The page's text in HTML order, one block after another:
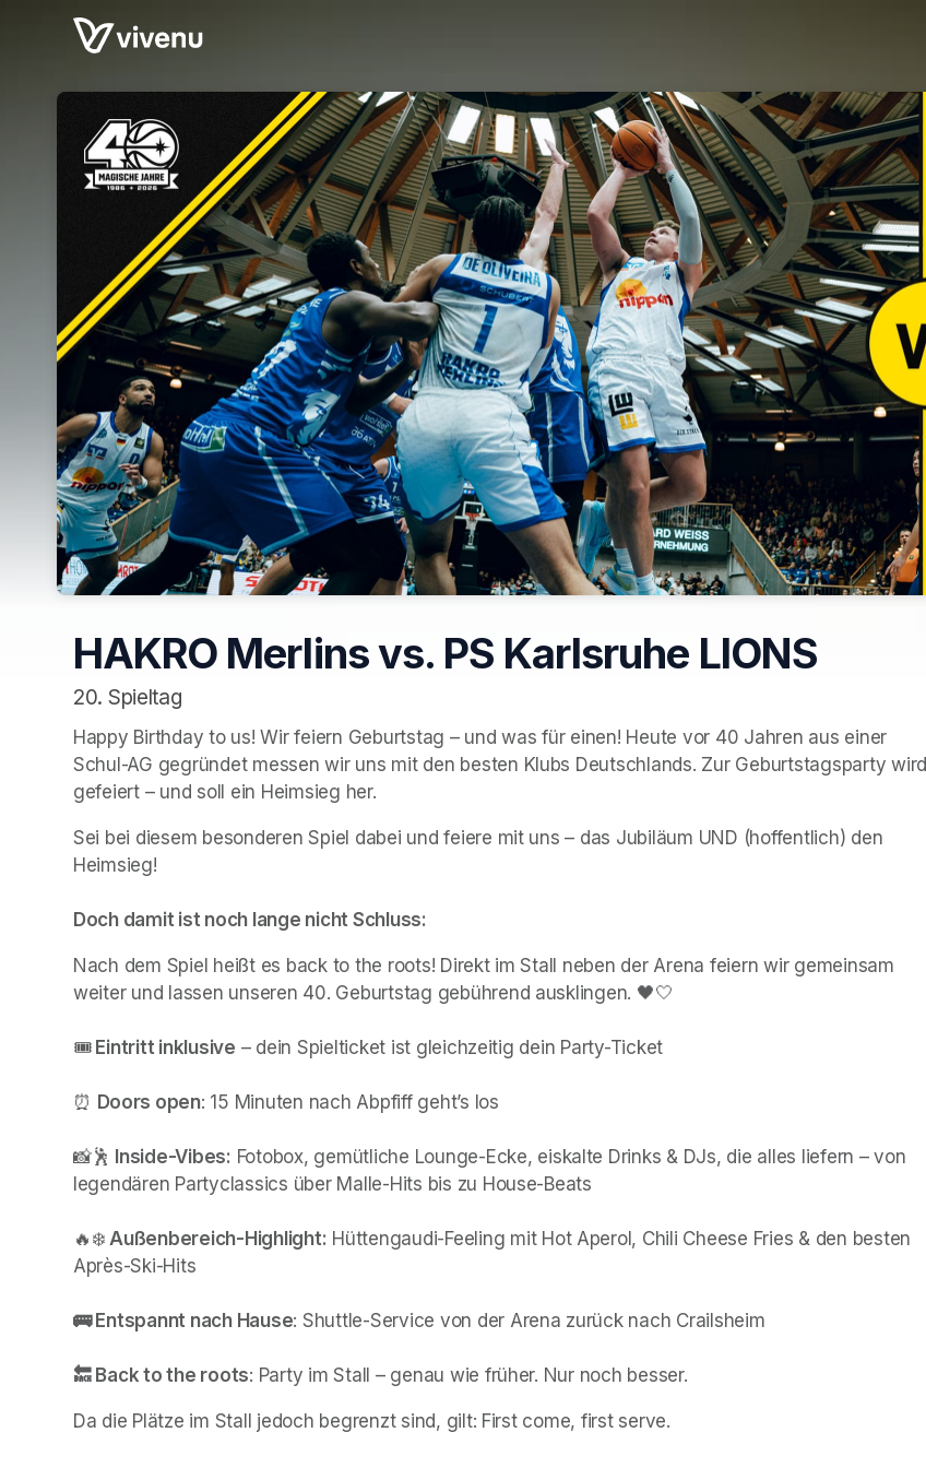
Skip header
HAKRO Merlins vs. PS Karlsruhe LIONS
20. Spieltag
Happy Birthday to us! Wir feiern Geburtstag – und was für einen! Heute vor 40 Jahren aus einer
Schul-AG gegründet messen wir uns mit den besten Klubs Deutschlands. Zur Geburtstagsparty wird
gefeiert – und soll ein Heimsieg her.
Sei bei diesem besonderen Spiel dabei und feiere mit uns – das Jubiläum UND (hoffentlich) den
Heimsieg!
Doch damit ist noch lange nicht Schluss:
Nach dem Spiel heißt es back to the roots! Direkt im Stall neben der Arena feiern wir gemeinsam
weiter und lassen unseren 40. Geburtstag gebührend ausklingen. 🖤🤍
🎟️ Eintritt inklusive – dein Spielticket ist gleichzeitig dein Party-Ticket
⏰ Doors open: 15 Minuten nach Abpfiff geht’s los
📸🕺 Inside-Vibes: Fotobox, gemütliche Lounge-Ecke, eiskalte Drinks & DJs, die alles liefern – von
legendären Partyclassics über Malle-Hits bis zu House-Beats
🔥❄️ Außenbereich-Highlight: Hüttengaudi-Feeling mit Hot Aperol, Chili Cheese Fries & den besten
Après-Ski-Hits
🚌 Entspannt nach Hause: Shuttle-Service von der Arena zurück nach Crailsheim
🔙 Back to the roots: Party im Stall – genau wie früher. Nur noch besser.
Da die Plätze im Stall jedoch begrenzt sind, gilt: First come, first serve.